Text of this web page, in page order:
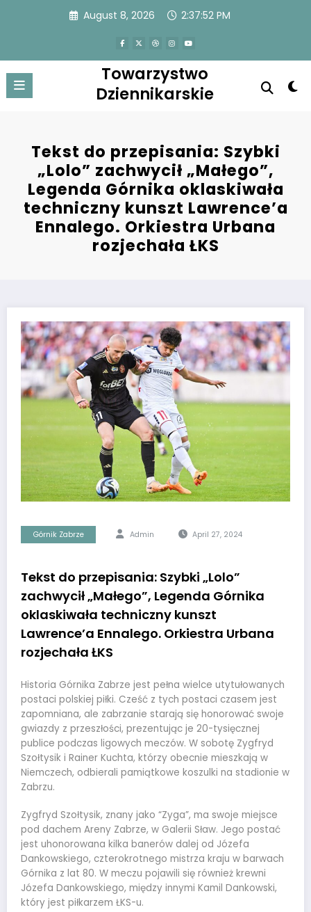
August 8, 2026 2:37:53 PM
Towarzystwo
Dziennikarskie
Tekst do przepisania: Szybki
„Lolo” zachwycił „Małego”,
Legenda Górnika oklaskiwała
techniczny kunszt Lawrence’a
Ennalego. Orkiestra Urbana
rozjechała ŁKS
Górnik Zabrze Admin April 27, 2024
Tekst do przepisania: Szybki „Lolo”
zachwycił „Małego”, Legenda Górnika
oklaskiwała techniczny kunszt
Lawrence’a Ennalego. Orkiestra Urbana
rozjechała ŁKS
Historia Górnika Zabrze jest pełna wielce utytułowanych
postaci polskiej piłki. Cześć z tych postaci czasem jest
zapomniana, ale zabrzanie starają się honorować swoje
gwiazdy z przeszłości, prezentując je 20-tysięcznej
publice podczas ligowych meczów. W sobotę Zygfryd
Szołtysik i Rainer Kuchta, którzy obecnie mieszkają w
Niemczech, odbierali pamiątkowe koszulki na stadionie w
Zabrzu.
Zygfryd Szołtysik, znany jako “Zyga”, ma swoje miejsce
pod dachem Areny Zabrze, w Galerii Sław. Jego postać
jest uhonorowana kilka banerów dalej od Józefa
Dankowskiego, czterokrotnego mistrza kraju w barwach
Górnika z lat 80. W meczu pojawili się również krewni
Józefa Dankowskiego, między innymi Kamil Dankowski,
który jest piłkarzem ŁKS-u.